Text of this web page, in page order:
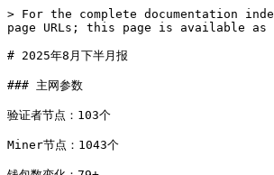
> For the complete documentation
page URLs; this page is available as
# 2025年8月下半月报
### 主网参数
验证者节点：103个
Miner节点：1043个